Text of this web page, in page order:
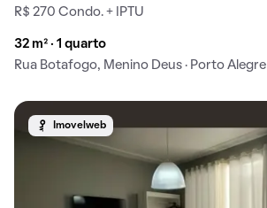
R$ 270 Condo. + IPTU
32 m² · 1 quarto
Rua Botafogo, Menino Deus · Porto Alegre
Imovelweb